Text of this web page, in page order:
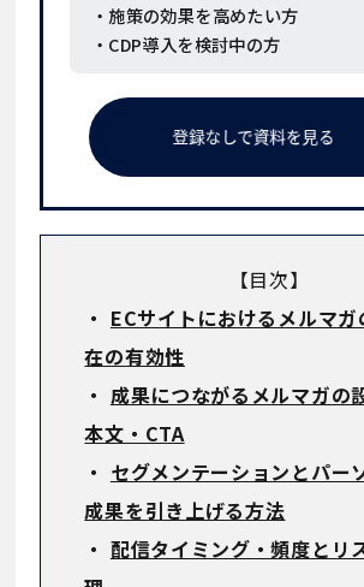
・施策の効果を高めたい方
・CDP導入を検討中の方
【目次】
・ ECサイトにおけるメルマ
在の有効性
・ 成果につながるメルマガの
本文・CTA
・ セグメンテーションとパー
成果を引き上げる方法
・ 配信タイミング・頻度とリ